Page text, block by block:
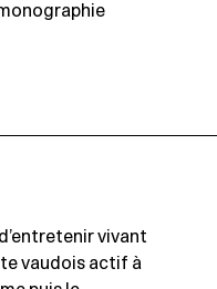
vivant
vaudois actif à